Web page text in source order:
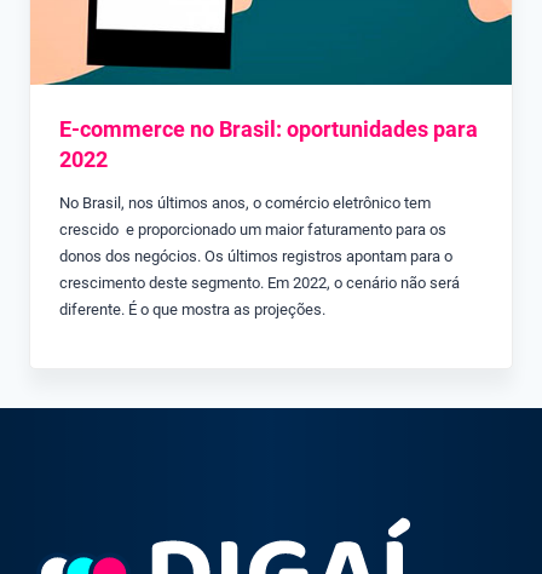
E-commerce no Brasil: oportunidades para
2022
No Brasil, nos últimos anos, o comércio eletrônico tem
crescido e proporcionado um maior faturamento para os
donos dos negócios. Os últimos registros apontam para o
crescimento deste segmento. Em 2022, o cenário não será
diferente. É o que mostra as projeções.